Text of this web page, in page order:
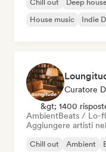
Chill out Deep
House music
Indie
Curatore
&gt; 1400
AmbientBeats / Lo-fi
Aggiungere artisti
Chill out Ambient